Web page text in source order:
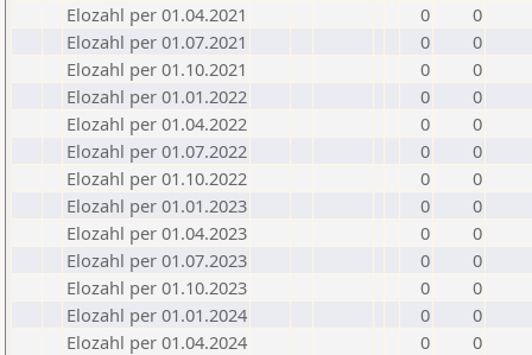
Elozahl per 01.04.2021
0
0
Elozahl per 01.07.2021
0
0
Elozahl per 01.10.2021
0
0
Elozahl per 01.01.2022
0
0
Elozahl per 01.04.2022
0
0
Elozahl per 01.07.2022
0
0
Elozahl per 01.10.2022
0
0
Elozahl per 01.01.2023
0
0
Elozahl per 01.04.2023
0
0
Elozahl per 01.07.2023
0
0
Elozahl per 01.10.2023
0
0
Elozahl per 01.01.2024
0
0
Elozahl per 01.04.2024
0
0